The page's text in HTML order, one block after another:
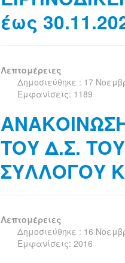
έως
Λεπτομέρειες
Δημοσιεύθηκε : 17
Εμφανίσεις: 1189
ΤΟΥ Δ.Σ.
ΣΥΛΛΟΓΟΥ
Λεπτομέρειες
Δημοσιεύθηκε : 16
Εμφανίσεις: 2016